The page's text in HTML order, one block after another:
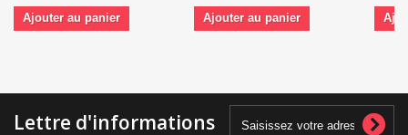
Ajouter au panier Ajouter au panier
Lettre d'informations